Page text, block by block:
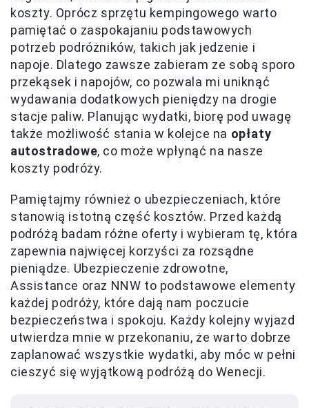
koszty. Oprócz sprzętu kempingowego warto
pamiętać o zaspokajaniu podstawowych
potrzeb podróżników, takich jak jedzenie i
napoje. Dlatego zawsze zabieram ze sobą sporo
przekąsek i napojów, co pozwala mi uniknąć
wydawania dodatkowych pieniędzy na drogie
stacje paliw. Planując wydatki, biorę pod uwagę
także możliwość stania w kolejce na opłaty
autostradowe, co może wpłynąć na nasze
koszty podróży.
Pamiętajmy również o ubezpieczeniach, które
stanowią istotną część kosztów. Przed każdą
podróżą badam różne oferty i wybieram tę, która
zapewnia najwięcej korzyści za rozsądne
pieniądze. Ubezpieczenie zdrowotne,
Assistance oraz NNW to podstawowe elementy
każdej podróży, które dają nam poczucie
bezpieczeństwa i spokoju. Każdy kolejny wyjazd
utwierdza mnie w przekonaniu, że warto dobrze
zaplanować wszystkie wydatki, aby móc w pełni
cieszyć się wyjątkową podróżą do Wenecji.